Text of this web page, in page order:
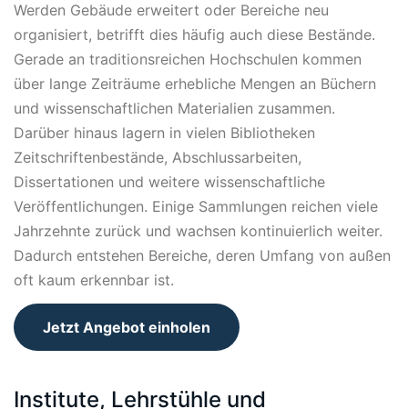
Werden Gebäude erweitert oder Bereiche neu
organisiert, betrifft dies häufig auch diese Bestände.
Gerade an traditionsreichen Hochschulen kommen
über lange Zeiträume erhebliche Mengen an Büchern
und wissenschaftlichen Materialien zusammen.
Darüber hinaus lagern in vielen Bibliotheken
Zeitschriftenbestände, Abschlussarbeiten,
Dissertationen und weitere wissenschaftliche
Veröffentlichungen. Einige Sammlungen reichen viele
Jahrzehnte zurück und wachsen kontinuierlich weiter.
Dadurch entstehen Bereiche, deren Umfang von außen
oft kaum erkennbar ist.
Jetzt Angebot einholen
Institute, Lehrstühle und